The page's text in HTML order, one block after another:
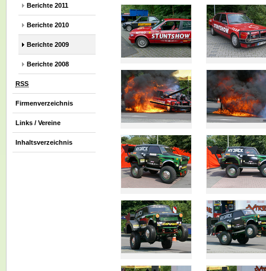
Berichte 2011
Berichte 2010
Berichte 2009
Berichte 2008
RSS
Firmenverzeichnis
Links / Vereine
Inhaltsverzeichnis